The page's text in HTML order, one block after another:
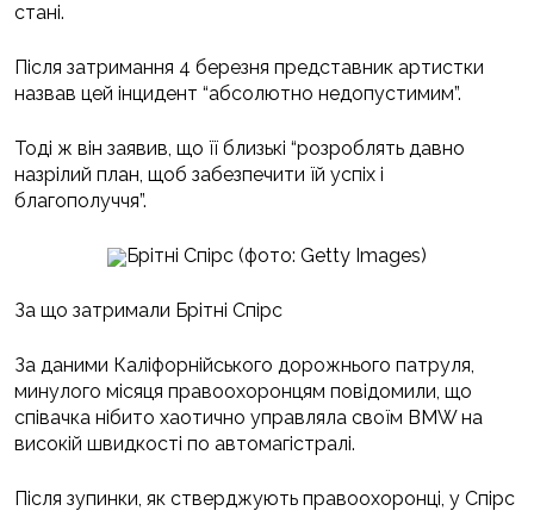
стані.
Після затримання 4 березня представник артистки
назвав цей інцидент “абсолютно недопустимим”.
Тоді ж він заявив, що її близькі “розроблять давно
назрілий план, щоб забезпечити їй успіх і
благополуччя”.
Брітні Спірс (фото: Getty Images)
За що затримали Брітні Спірс
За даними Каліфорнійського дорожнього патруля,
минулого місяця правоохоронцям повідомили, що
співачка нібито хаотично управляла своїм BMW на
високій швидкості по автомагістралі.
Після зупинки, як стверджують правоохоронці, у Спірс